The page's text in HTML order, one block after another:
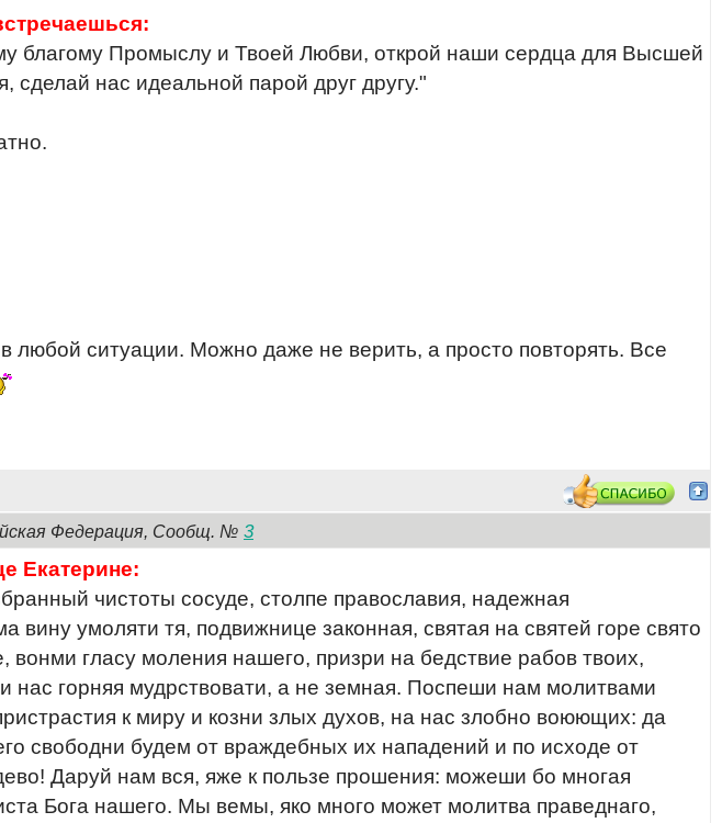
благому Промыслу и Твоей Любви, открой наши сердца для Высшей
нас идеальной парой друг другу."
ситуации. Можно даже не верить, а просто повторять. Все
Федерация, Сообщ. № 3
Екатерине:
чистоты сосуде, столпе православия, надежная
умоляти тя, подвижнице законная, святая на святей горе свято
гласу моления нашего, призри на бедствие рабов твоих,
нас горняя мудрствовати, а не земная. Поспеши нам молитвами
к миру и козни злых духов, на нас злобно воюющих: да
свободни будем от враждебных их нападений и по исходе от
Даруй нам вся, яже к пользе прошения: можеши бо многая
Бога нашего. Мы вемы, яко много может молитва праведнаго,